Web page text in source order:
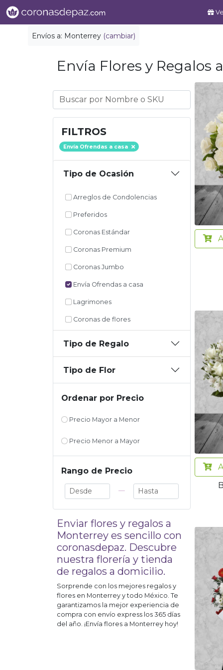
Envíos a: Monterrey (cambiar)
Envía Flores y Regalos
FILTROS
Envía Ofrendas a casa
Tipo de Ocasión
Arreglos de Condolencias
Preferidos
Coronas Estándar
Coronas Premium
Coronas Jumbo
Envía Ofrendas a casa
Lagrimones
Coronas de flores
Tipo de Regalo
Tipo de Flor
Ordenar por Precio
Precio Mayor a Menor
Precio Menor a Mayor
Rango de Precio
—
Enviar flores y regalos a
Monterrey es sencillo con
coronasdepaz. Descubre
nuestra florería y tienda
de regalos a domicilio.
Sorprende con los mejores regalos y
flores en Monterrey y todo México. Te
garantizamos la mejor experiencia de
compra con envío express los 365 días
del año. ¡Envía flores a Monterrey hoy!